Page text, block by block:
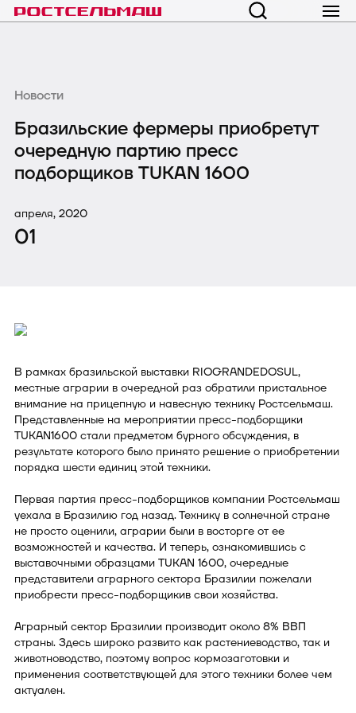
Новости
Бразильские фермеры приобретут
очередную партию пресс
подборщиков TUKAN 1600
апреля, 2020
01
В рамках бразильской выставки RIOGRANDEDOSUL,
местные аграрии в очередной раз обратили пристальное
внимание на прицепную и навесную технику Ростсельмаш.
Представленные на мероприятии пресс-подборщики
TUKAN1600 стали предметом бурного обсуждения, в
результате которого было принято решение о приобретении
порядка шести единиц этой техники.
Первая партия пресс-подборщиков компании Ростсельмаш
уехала в Бразилию год назад. Технику в солнечной стране
не просто оценили, аграрии были в восторге от ее
возможностей и качества. И теперь, ознакомившись с
выставочными образцами TUKAN 1600, очередные
представители аграрного сектора Бразилии пожелали
приобрести пресс-подборщикив свои хозяйства.
Аграрный сектор Бразилии производит около 8% ВВП
страны. Здесь широко развито как растениеводство, так и
животноводство, поэтому вопрос кормозаготовки и
применения соответствующей для этого техники более чем
актуален.